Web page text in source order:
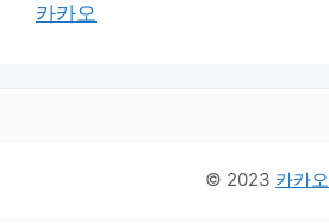
카카오
© 2023 카카오